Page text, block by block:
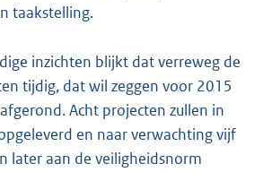
taakstelling.
inzichten blijkt dat verreweg de
tijdig, dat wil zeggen voor 2015
Acht projecten zullen in
en naar verwachting vijf
later aan de veiligheidsnorm